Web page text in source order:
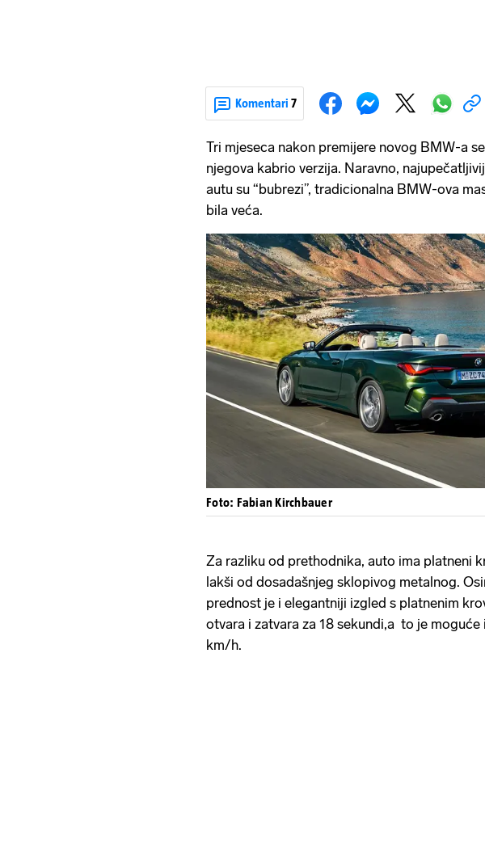
Komentari 7
Tri mjeseca nakon premijere novog BMW-a
njegova kabrio verzija. Naravno,
autu su “bubrezi”, tradicionalna BMW-ova
bila veća.
Foto: Fabian Kirchbauer
Za razliku od prethodnika, auto ima platneni
lakši od dosadašnjeg sklopivog metalnog.
prednost je i elegantniji izgled s platnenim
otvara i zatvara za 18 sekundi,a to je moguće
km/h.